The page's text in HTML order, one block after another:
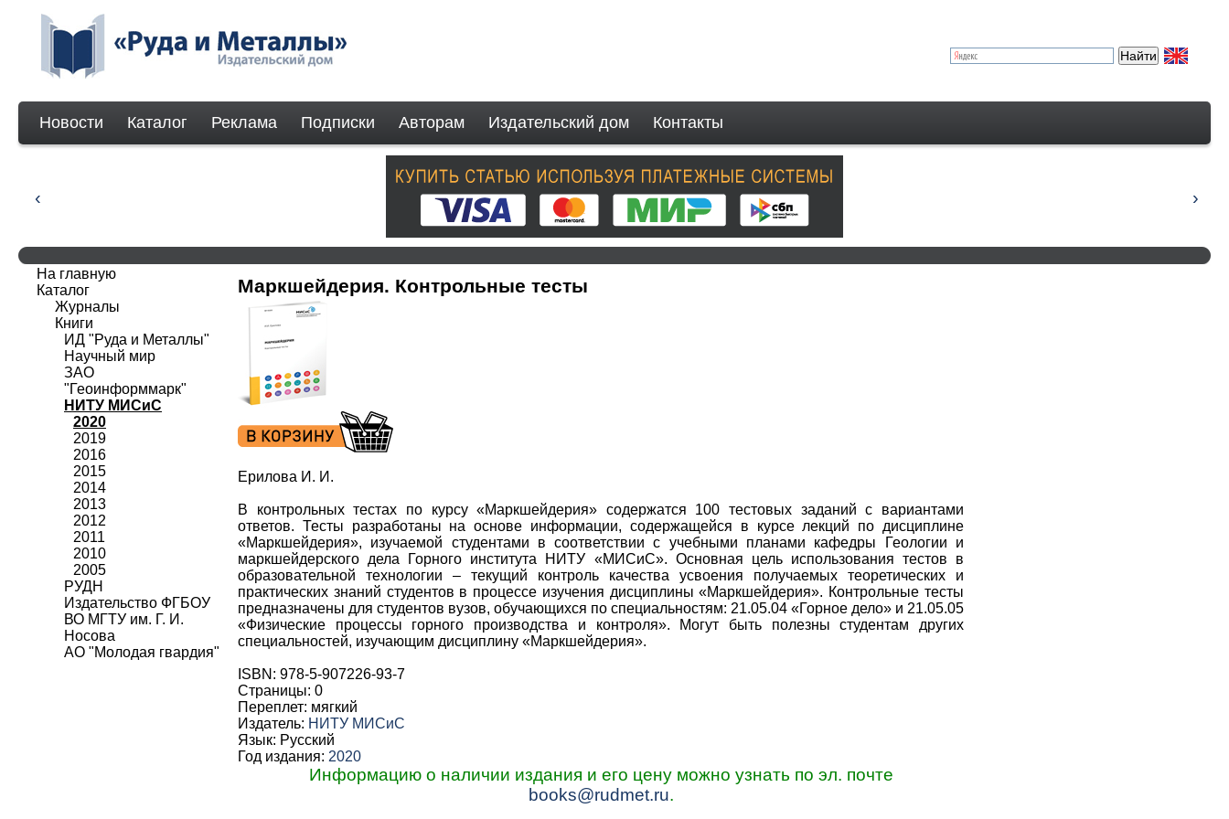
Новости Каталог Реклама Подписки Авторам Издательский дом Контакты
Маркшейдерия. Контрольные тесты
Ерилова И. И.
В контрольных тестах по курсу «Маркшейдерия» содержатся 100 тестовых заданий с вариантами
ответов. Тесты разработаны на основе информации, содержащейся в курсе лекций по дисциплине
«Маркшейдерия», изучаемой студентами в соответствии с учебными планами кафедры Геологии и
маркшейдерского дела Горного института НИТУ «МИСиС». Основная цель использования тестов в
образовательной технологии – текущий контроль качества усвоения получаемых теоретических и
практических знаний студентов в процессе изучения дисциплины «Маркшейдерия». Контрольные тесты
предназначены для студентов вузов, обучающихся по специальностям: 21.05.04 «Горное дело» и 21.05.05
«Физические процессы горного производства и контроля». Могут быть полезны студентам других
специальностей, изучающим дисциплину «Маркшейдерия».
ISBN: 978-5-907226-93-7
Страницы: 0
Переплет: мягкий
Издатель: НИТУ МИСиС
Язык: Русский
Год издания: 2020
Информацию о наличии издания и его цену можно узнать по эл. почте
books@rudmet.ru.
На главную
Каталог
Журналы
Книги
ИД "Руда и Металлы"
Научный мир
ЗАО
"Геоинформмарк"
НИТУ МИСиС
2020
2019
2016
2015
2014
2013
2012
2011
2010
2005
РУДН
Издательство ФГБОУ
ВО МГТУ им. Г. И.
Носова
АО "Молодая гвардия"